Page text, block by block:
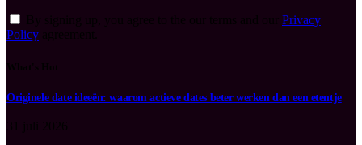
Privacy
Policy
Originele date ideeën: waarom actieve dates beter werken dan een etentje